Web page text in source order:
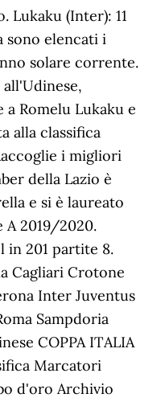
Lukaku (Inter): 11
sono elencati i
solare corrente.
Romelu Lukaku e
alla classifica
i migliori
della Lazio è
e si è laureato
A 2019/2020.
in 201 partite 8.
Cagliari Crotone
Inter Juventus
Sampdoria
COPPA ITALIA
Marcatori
d'oro Archivio